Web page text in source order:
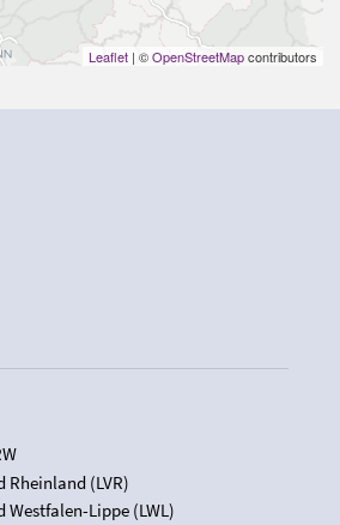
Leaflet | ©OpenStreetMapcontributors
Rheinland (LVR)
Westfalen-Lippe (LWL)